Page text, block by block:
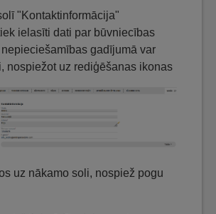
"Kontaktinformācija"
ielasīti dati par būvniecības
gadījumā var
nospiežot uz rediģēšanas ikonas
uz nākamo soli, nospiež pogu